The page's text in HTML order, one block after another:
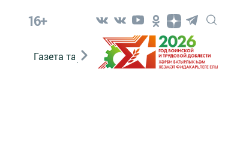
16+
Газета тарихы Әкият Әкият